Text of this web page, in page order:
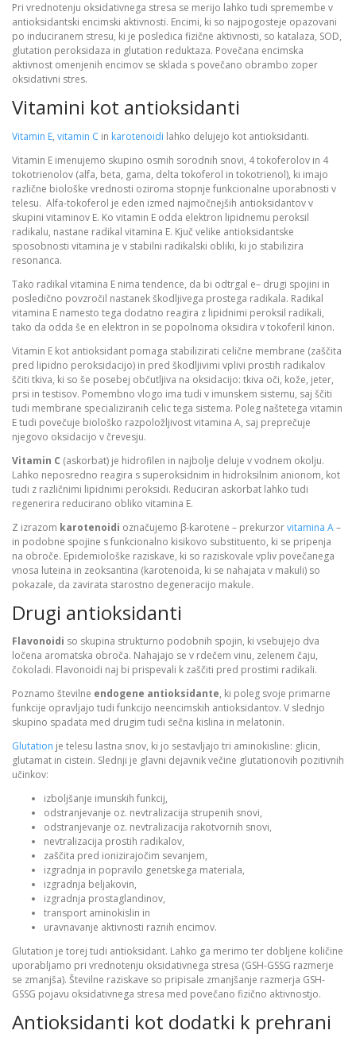
Pri vrednotenju oksidativnega stresa se merijo lahko tudi spremembe v
antioksidantski encimski aktivnosti. Encimi, ki so najpogosteje opazovani
po induciranem stresu, ki je posledica fizične aktivnosti, so katalaza, SOD,
glutation peroksidaza in glutation reduktaza. Povečana encimska
aktivnost omenjenih encimov se sklada s povečano obrambo zoper
oksidativni stres.
Vitamini kot antioksidanti
Vitamin E, vitamin C in karotenoidi lahko delujejo kot antioksidanti.
Vitamin E imenujemo skupino osmih sorodnih snovi, 4 tokoferolov in 4
tokotrienolov (alfa, beta, gama, delta tokoferol in tokotrienol), ki imajo
različne biološke vrednosti oziroma stopnje funkcionalne uporabnosti v
telesu. Alfa-tokoferol je eden izmed najmočnejših antioksidantov v
skupini vitaminov E. Ko vitamin E odda elektron lipidnemu peroksil
radikalu, nastane radikal vitamina E. Kjuč velike antioksidantske
sposobnosti vitamina je v stabilni radikalski obliki, ki jo stabilizira
resonanca.
Tako radikal vitamina E nima tendence, da bi odtrgal e– drugi spojini in
posledično povzročil nastanek škodljivega prostega radikala. Radikal
vitamina E namesto tega dodatno reagira z lipidnimi peroksil radikali,
tako da odda še en elektron in se popolnoma oksidira v tokoferil kinon.
Vitamin E kot antioksidant pomaga stabilizirati celične membrane (zaščita
pred lipidno peroksidacijo) in pred škodljivimi vplivi prostih radikalov
ščiti tkiva, ki so še posebej občutljiva na oksidacijo: tkiva oči, kože, jeter,
prsi in testisov. Pomembno vlogo ima tudi v imunskem sistemu, saj ščiti
tudi membrane specializiranih celic tega sistema. Poleg naštetega vitamin
E tudi povečuje biološko razpoložljivost vitamina A, saj preprečuje
njegovo oksidacijo v črevesju.
Vitamin C (askorbat) je hidrofilen in najbolje deluje v vodnem okolju.
Lahko neposredno reagira s superoksidnim in hidroksilnim anionom, kot
tudi z različnimi lipidnimi peroksidi. Reduciran askorbat lahko tudi
regenerira reducirano obliko vitamina E.
Z izrazom karotenoidi označujemo β-karotene – prekurzorvitamina A–
in podobne spojine s funkcionalno kisikovo substituento, ki se pripenja
na obroče. Epidemiološke raziskave, ki so raziskovale vpliv povečanega
vnosa luteina in zeoksantina (karotenoida, ki se nahajata v makuli) so
pokazale, da zavirata starostno degeneracijo makule.
Drugi antioksidanti
Flavonoidi so skupina strukturno podobnih spojin, ki vsebujejo dva
ločena aromatska obroča. Nahajajo se v rdečem vinu, zelenem čaju,
čokoladi. Flavonoidi naj bi prispevali k zaščiti pred prostimi radikali.
Poznamo številne endogene antioksidante, ki poleg svoje primarne
funkcije opravljajo tudi funkcijo neencimskih antioksidantov. V slednjo
skupino spadata med drugim tudi sečna kislina in melatonin.
Glutation je telesu lastna snov, ki jo sestavljajo tri aminokisline: glicin,
glutamat in cistein. Slednji je glavni dejavnik večine glutationovih pozitivnih
učinkov:
izboljšanje imunskih funkcij,
odstranjevanje oz. nevtralizacija strupenih snovi,
odstranjevanje oz. nevtralizacija rakotvornih snovi,
nevtralizacija prostih radikalov,
zaščita pred ionizirajočim sevanjem,
izgradnja in popravilo genetskega materiala,
izgradnja beljakovin,
izgradnja prostaglandinov,
transport aminokislin in
uravnavanje aktivnosti raznih encimov.
Glutation je torej tudi antioksidant. Lahko ga merimo ter dobljene količine
uporabljamo pri vrednotenju oksidativnega stresa (GSH-GSSG razmerje
se zmanjša). Številne raziskave so pripisale zmanjšanje razmerja GSH-
GSSG pojavu oksidativnega stresa med povečano fizično aktivnostjo.
Antioksidanti kot dodatki k prehrani